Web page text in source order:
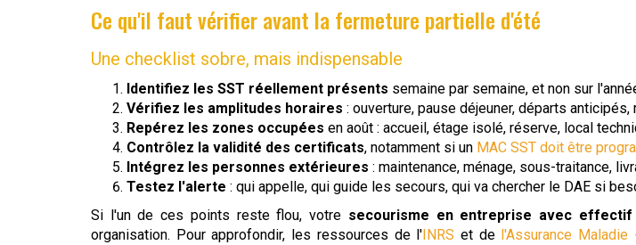
Ce qu'il faut vérifier avant la fermeture partielle d'été
Une checklist sobre, mais indispensable
Identifiez les SST réellement présents semaine par semaine, et non sur
Vérifiez les amplitudes horaires : ouverture, pause déjeuner, départs anticipés,
Repérez les zones occupées en août : accueil, étage isolé, réserve, local
Contrôlez la validité des certificats, notamment si un MAC SST doit être
Intégrez les personnes extérieures : maintenance, ménage, sous-traitance,
Testez l'alerte : qui appelle, qui guide les secours, qui va chercher le DAE si
Si l'un de ces points reste flou, votre secourisme en entreprise avec effectif
organisation. Pour approfondir, les ressources de l'INRS et de l'Assurance